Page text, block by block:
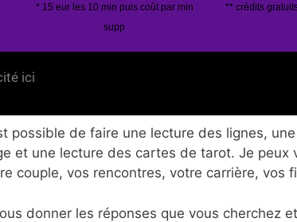
* 15 eur les 10 min puis coût par min
supp
** crédits
ici
de faire une lecture des lignes,
et une lecture des cartes de tarot. Je peux
couple, vos rencontres, votre carrière, vos
donner les réponses que vous cherchez